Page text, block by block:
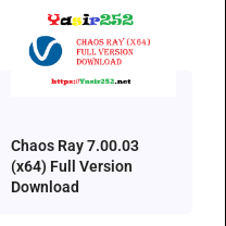
Chaos Ray 7.00.03
(x64) Full Version
Download